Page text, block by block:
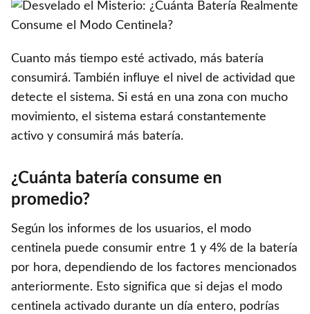
Cuanto más tiempo esté activado, más batería
consumirá. También influye el nivel de actividad que
detecte el sistema. Si está en una zona con mucho
movimiento, el sistema estará constantemente
activo y consumirá más batería.
¿Cuánta batería consume en
promedio?
Según los informes de los usuarios, el modo
centinela puede consumir entre 1 y 4% de la batería
por hora, dependiendo de los factores mencionados
anteriormente. Esto significa que si dejas el modo
centinela activado durante un día entero, podrías